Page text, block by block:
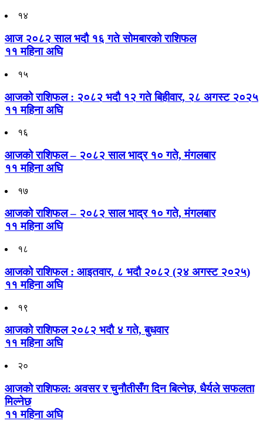
१४
आज २०८२ साल भदौ १६ गते सोमबारको राशिफल
११ महिना अघि
१५
आजको राशिफल : २०८२ भदौ १२ गते बिहीवार, २८ अगस्ट २०२५
११ महिना अघि
१६
आजको राशिफल – २०८२ साल भाद्र १० गते, मंगलबार
११ महिना अघि
१७
आजको राशिफल – २०८२ साल भाद्र १० गते, मंगलबार
११ महिना अघि
१८
आजको राशिफल : आइतवार, ८ भदौ २०८२ (२४ अगस्ट २०२५)
११ महिना अघि
१९
आजको राशिफल २०८२ भदाै ४ गते, बुधवार
११ महिना अघि
२०
आजको राशिफल: अवसर र चुनौतीसँग दिन बित्नेछ, धैर्यले सफलता
मिल्नेछ
११ महिना अघि